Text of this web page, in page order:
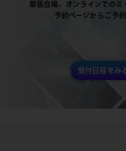
幕張会場、オンラインでのミ
予約ページからご予約
受付日程をみ